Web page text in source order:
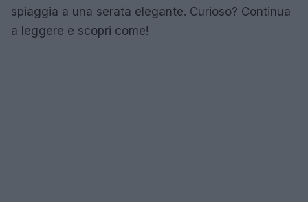
spiaggia a una serata elegante. Curioso? Continua
a leggere e scopri come!